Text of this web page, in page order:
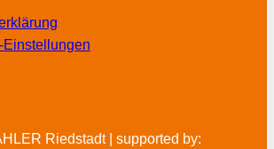
Einstellungen
Riedstadt | supported by: